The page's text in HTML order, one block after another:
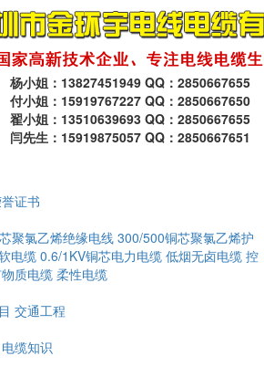
杨小姐：13827451949 QQ：2850667655
付小姐：15919767227 QQ：2850667650
翟小姐：13510639693 QQ：2850667655
闫先生：15919875057 QQ：2850667651
证书
聚氯乙烯绝缘电线 300/500铜芯聚氯乙烯护
电缆 0.6/1KV铜芯电力电缆 低烟无卤电缆 控
质电缆 柔性电缆
交通工程
电缆知识